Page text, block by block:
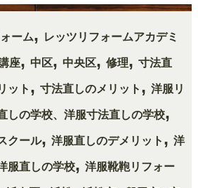
ーム, レッツリフォームアカデミ
座, 中区, 中央区, 修理, 寸法直
ット , 寸法直しのメリット , 洋服リ
しの学校、洋服寸法直しの学校,
クール, 洋服直しのデメリット , 洋
服直しの学校, 洋服靴鞄リフォー